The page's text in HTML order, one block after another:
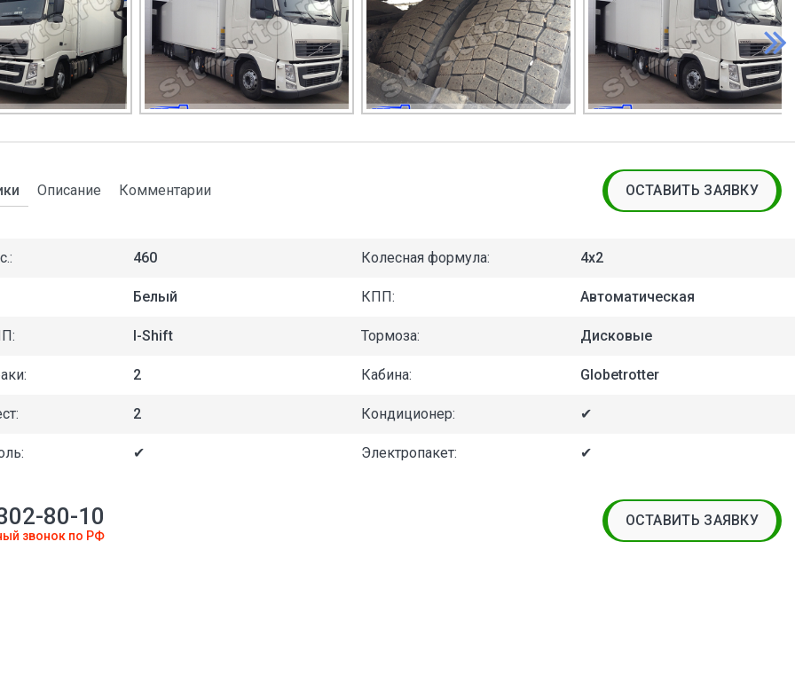
Описание Комментарии ОСТАВИТЬ ЗАЯВКУ
460 Колесная формула: 4x2
Белый КПП: Автоматическая
I-Shift Тормоза: Дисковые
2 Кабина: Globetrotter
2 Кондиционер: ✔
✔ Электропакет: ✔
80-10
звонок по РФ
ОСТАВИТЬ ЗАЯВКУ